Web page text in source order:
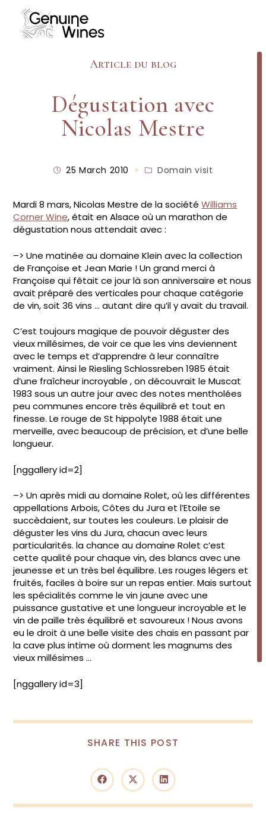
content
Article du blog
Dégustation avec
Nicolas Mestre
Post25 March 2010
PostDomain visit
Mardi 8 mars, Nicolas Mestre de la sociétéWilliams
Corner Wine, était en Alsace où un marathon de
dégustation nous attendait avec :
–> Une matinée au domaine Klein avec la collection
de Françoise et Jean Marie ! Un grand merci à
Françoise qui fêtait ce jour là son anniversaire et nous
avait préparé des verticales pour chaque catégorie
de vin, soit 36 vins … autant dire qu’il y avait du travail.
C’est toujours magique de pouvoir déguster des
vieux millésimes, de voir ce que les vins deviennent
avec le temps et d’apprendre à leur connaître
vraiment. Ainsi le Riesling Schlossreben 1985 était
d’une fraîcheur incroyable , on découvrait le Muscat
1983 sous un autre jour avec des notes mentholées
peu communes encore très équilibré et tout en
finesse. Le rouge de St hippolyte 1988 était une
merveille, avec beaucoup de précision, et d’une belle
longueur.
[nggallery id=2]
–> Un après midi au domaine Rolet, où les différentes
appellations Arbois, Côtes du Jura et l’Etoile se
succèdaient, sur toutes les couleurs. Le plaisir de
déguster les vins du Jura, chacun avec leurs
particularités. la chance au domaine Rolet c’est
cette qualité pour chaque vin, des blancs avec une
jeunesse et un très bel équilibre. Les rouges légers et
fruités, faciles à boire sur un repas entier. Mais surtout
les spécialités comme le vin jaune avec une
puissance gustative et une longueur incroyable et le
vin de paille très équilibré et savoureux ! Nous avons
eu le droit à une belle visite des chais en passant par
la cave plus intime où dorment les magnums des
vieux millésimes …
[nggallery id=3]
SHARE THIS POST
Opens
in
new
Opens
in
new
Opens
in
new